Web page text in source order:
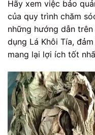
Hãy xem việc bảo
của quy trình chăm
những hướng dẫn
dụng Lá Khôi Tía,
mang lại lợi ích tốt